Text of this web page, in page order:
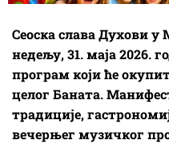
Сеоска слава Духови
недељу, 31. маја 2026.
програм који ће
целог Баната.
традиције,
вечерњег музичког